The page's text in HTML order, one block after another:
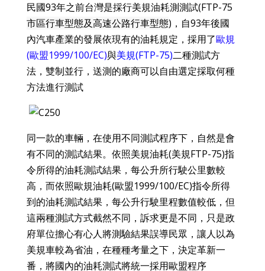
民國93年之前台灣是採行美規油耗測測試(FTP-75
市區行車型態及高速公路行車型態)，自93年後國
內汽車產業的發展依現有的油耗規定，採用了歐規
(歐盟1999/100/EC)與美規(FTP-75)二種測試方
法，雙制並行，送測的廠商可以自由選定採取何種
方法進行測試
同一款的車輛，在使用不同測試程序下，自然是會
有不同的測試結果。依照美規油耗(美規FTP-75)指
令所得的油耗測試結果，每公升所行駛公里數較
高，而依照歐規油耗(歐盟1999/100/EC)指令所得
到的油耗測試結果，每公升行駛里程數值較低，但
這兩種測試方式截然不同，訴求更是不同，只是政
府單位擔心有心人將測驗結果誤導民眾，讓人以為
美規車較為省油， 在種種考量之下，決定革新一
番，將國內的油耗測試將統一採用歐盟程序